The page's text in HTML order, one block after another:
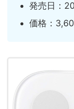
発売日：
価格：